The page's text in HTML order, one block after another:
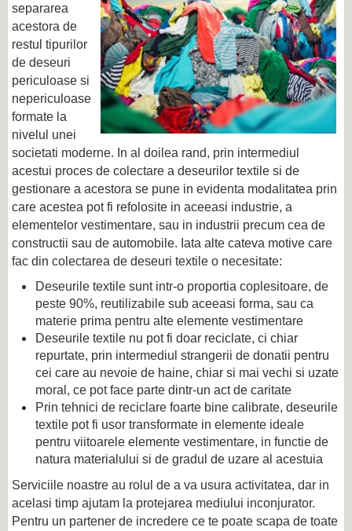
separarea
acestora de
restul tipurilor
de deseuri
periculoase si
nepericuloase
formate la
nivelul unei
societati moderne. In al doilea rand, prin intermediul
acestui proces de colectare a deseurilor textile si de
gestionare a acestora se pune in evidenta modalitatea prin
care acestea pot fi refolosite in aceeasi industrie, a
elementelor vestimentare, sau in industrii precum cea de
constructii sau de automobile. Iata alte cateva motive care
fac din colectarea de deseuri textile o necesitate:
Deseurile textile sunt intr-o proportia coplesitoare, de
peste 90%, reutilizabile sub aceeasi forma, sau ca
materie prima pentru alte elemente vestimentare
Deseurile textile nu pot fi doar reciclate, ci chiar
repurtate, prin intermediul strangerii de donatii pentru
cei care au nevoie de haine, chiar si mai vechi si uzate
moral, ce pot face parte dintr-un act de caritate
Prin tehnici de reciclare foarte bine calibrate, deseurile
textile pot fi usor transformate in elemente ideale
pentru viitoarele elemente vestimentare, in functie de
natura materialului si de gradul de uzare al acestuia
Serviciile noastre au rolul de a va usura activitatea, dar in
acelasi timp ajutam la protejarea mediului inconjurator.
Pentru un partener de incredere ce te poate scapa de toate